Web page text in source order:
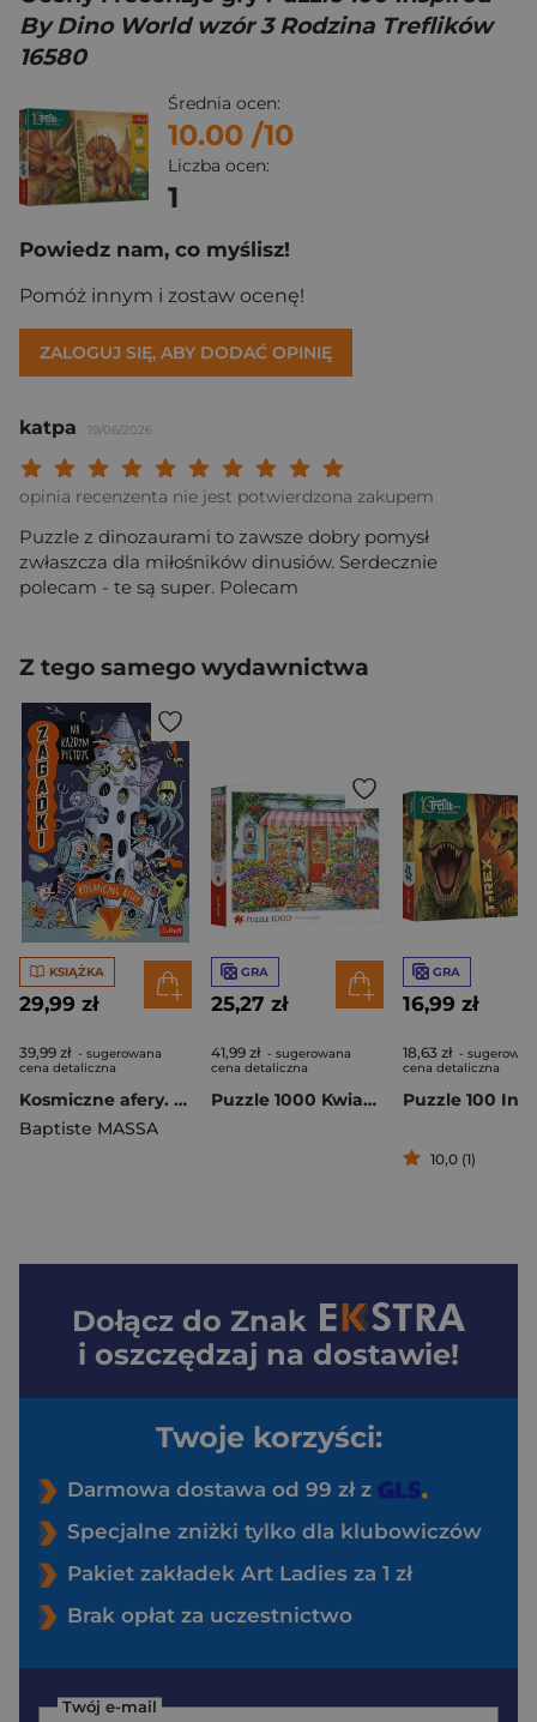
By Dino World wzór 3 Rodzina Treflików
16580
Średnia ocen:
10.00 /10
Liczba ocen:
1
Powiedz nam, co myślisz!
Pomóż innym i zostaw ocenę!
ZALOGUJ SIĘ, ABY DODAĆ OPINIĘ
katpa 19/06/2026
Twoja ocena:
Twoja ocena: Wybitna 9/
Twoja ocena: Rewelacyjna 8/
Twoja ocena: Bardzo dobra 7/10"
Twoja ocena: Dobra 6/10"
Twoja ocena: Przeciętna 5/10"
Twoja ocena: Może być 4/10"
Twoja ocena: Słaba 3/10"
Twoja ocena: Bardzo słaba 2/10"
Twoja ocena: Beznadziejna 1/10"
opinia recenzenta nie jest potwierdzona zakupem
Puzzle z dinozaurami to zawsze dobry pomysł
zwłaszcza dla miłośników dinusiów. Serdecznie
polecam - te są super. Polecam
Z tego samego wydawnictwa
KSIĄŻKA
29,99 zł
39,99 zł - sugerowana
cena detaliczna
Kosmiczne afery. Zagadki na każdym piętrze
Baptiste MASSA
GRA
25,27 zł
41,99 zł - sugerowana
cena detaliczna
Puzzle 1000 Kwiaciarnia 10981
GRA
16,99 zł
18,63 zł -
cena detaliczna
10,0 (1)
Dołącz do Znak
i oszczędzaj na dostawie!
Twoje korzyści:
Darmowa dostawa od 99 zł z
Specjalne zniżki tylko dla klubowiczów
Pakiet zakładek Art Ladies za 1 zł
Brak opłat za uczestnictwo
Twój e-mail